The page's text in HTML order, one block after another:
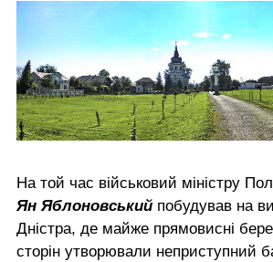
На той час військовий міністру
Ян Яблоновський побудував на
Дністра, де майже прямовисні
сторін утворювали неприступний